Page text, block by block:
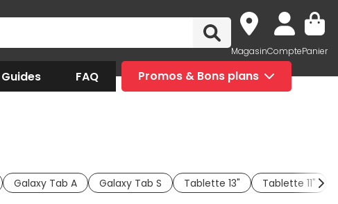
MagasinComptePanier
Guides FAQ Promos & Bons plans
Galaxy Tab A Galaxy Tab S Tablette 13" Tablette 11"